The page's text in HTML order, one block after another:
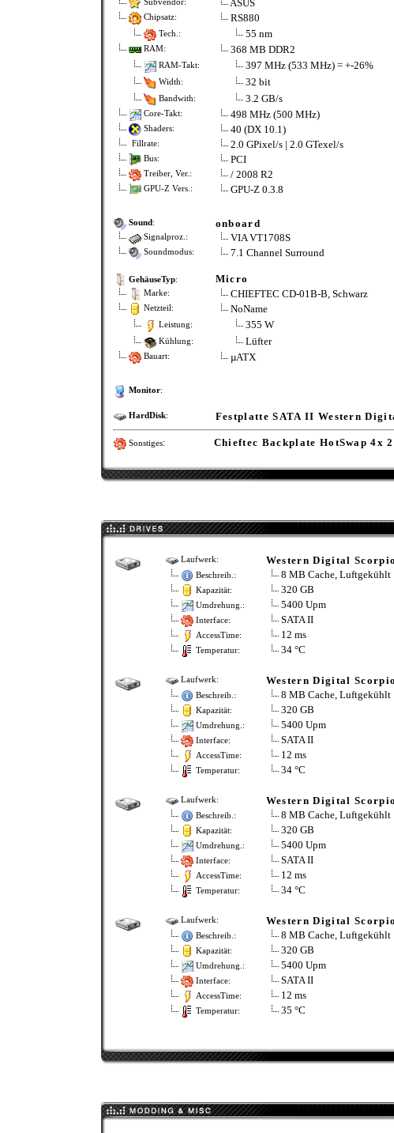
Subvendor: ASUS
Chipsatz: RS880
Tech.: 55 nm
RAM: 368 MB DDR2
RAM-Takt: 397 MHz (533 MHz) = +-26%
Width: 32 bit
Bandwith: 3.2 GB/s
Core-Takt: 498 MHz (500 MHz)
Shaders: 40 (DX 10.1)
Fillrate: 2.0 GPixel/s | 2.0 GTexel/s
Bus: PCI
Treiber, Ver.: / 2008 R2
GPU-Z Vers.: GPU-Z 0.3.8
Sound: onboard
Signalproz.: VIA VT1708S
Soundmodus: 7.1 Channel Surround
GehäuseTyp: Micro
Marke: CHIEFTEC CD-01B-B, Schwarz
Netzteil: NoName
Leistung: 355 W
Kühlung: Lüfter
Bauart: µATX
Monitor:
HardDisk: Festplatte SATA II Western
Sonstiges: Chieftec Backplate HotSwap 4x
Laufwerk: Western Digital
Beschreib.: 8 MB Cache, Luftgekühlt
Kapazität: 320 GB
Umdrehung.: 5400 Upm
Interface: SATA II
AccessTime: 12 ms
Temperatur: 34 °C
Laufwerk: Western Digital
Beschreib.: 8 MB Cache, Luftgekühlt
Kapazität: 320 GB
Umdrehung.: 5400 Upm
Interface: SATA II
AccessTime: 12 ms
Temperatur: 34 °C
Laufwerk: Western Digital
Beschreib.: 8 MB Cache, Luftgekühlt
Kapazität: 320 GB
Umdrehung.: 5400 Upm
Interface: SATA II
AccessTime: 12 ms
Temperatur: 34 °C
Laufwerk: Western Digital
Beschreib.: 8 MB Cache, Luftgekühlt
Kapazität: 320 GB
Umdrehung.: 5400 Upm
Interface: SATA II
AccessTime: 12 ms
Temperatur: 35 °C